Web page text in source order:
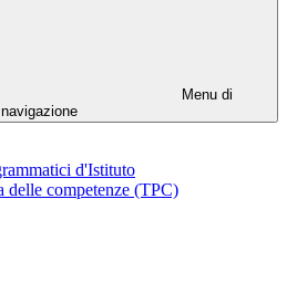
Menu di
navigazione
d'Istituto
delle competenze (TPC)